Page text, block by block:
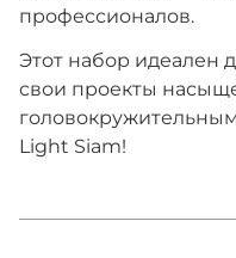
профессионалов.
Этот набор идеален
свои проекты
Light Siam!